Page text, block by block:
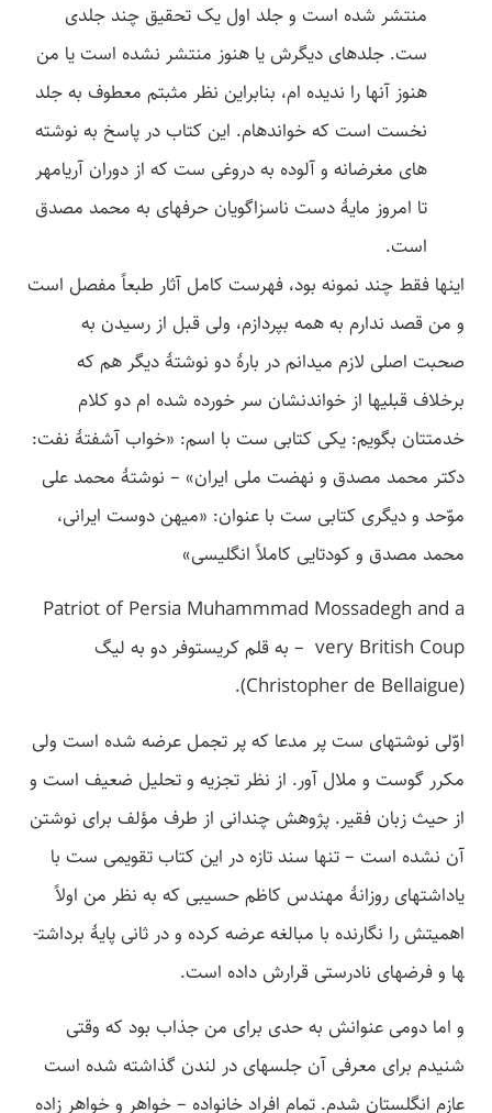
منتشر شده است و جلد اول یک تحقیق چند جلدی
ست. جلدهای دیگرش یا هنوز منتشر نشده است یا من
هنوز آنها را ندیده ­ام، بنابراین نظر مثبتم معطوف به جلد
نخست است که خوانده­ام. این کتاب در پاسخ به نوشته
­های مغرضانه و آلوده به دروغی ست که از دوران آریامهر
تا امروز مایۀ دست ناسزاگویان حرفه­ای به محمد مصدق
است.
این­ها فقط چند نمونه بود، فهرست کامل آثار طبعاً مفصل است
و من قصد ندارم به همه بپردازم، ولی قبل از رسیدن به
صحبت اصلی لازم می­دانم در بارۀ دو نوشتۀ دیگر هم که
برخلاف قبلی­ها از خواندنشان سر خورده شده ­ام دو کلام
خدمتتان بگویم: یکی کتابی ست با اسم: «خواب آشفتۀ نفت:
دکتر محمد مصدق و نهضت ملی ایران» – نوشتۀ محمد علی
موّحد و دیگری کتابی ست با عنوان: «میهن دوست ایرانی،
محمد مصدق و کودتایی کاملاً انگلیسی»
Patriot of Persia Muhammmad Mossadegh and a
very British Coup – به قلم کریستوفر دو به لیگ
(Christopher de Bellaigue).
اوّلی نوشته­ای ست پر مدعا که پر تجمل عرضه شده است ولی
مکرر گوست و ملال آور. از نظر تجزیه و تحلیل ضعیف است و
از حیث زبان فقیر. پژوهش چندانی از طرف مؤلف برای نوشتن
آن نشده است – تنها سند تازه در این کتاب تقویمی ست با
یاداشت­های روزانۀ مهندس کاظم حسیبی که به نظر من اولاً
اهمیتش را نگارنده با مبالغه عرضه کرده و در ثانی پایۀ برداشت­
ها و فرض­های نادرستی قرارش داده است.
و اما دومی عنوانش به حدی برای من جذاب بود که وقتی
شنیدم برای معرفی آن جلسه­ای در لندن گذاشته شده است
عازم انگلستان شدم. تمام افراد خانواده – خواهر و خواهر زاده